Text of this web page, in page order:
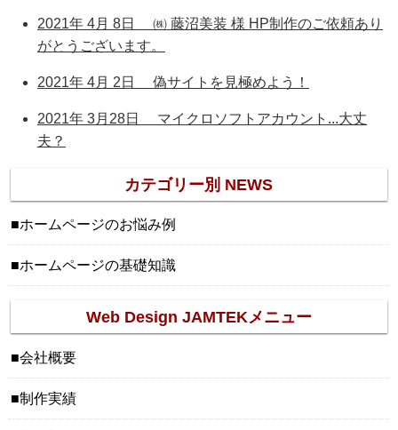
2021年 4月 8日 ㈱ 藤沼美装 様 HP制作のご依頼あり
がとうございます。
2021年 4月 2日 偽サイトを見極めよう！
2021年 3月28日 マイクロソフトアカウント...大丈
夫？
カテゴリー別 NEWS
ホームページのお悩み例
ホームページの基礎知識
Web Design JAMTEKメニュー
会社概要
制作実績